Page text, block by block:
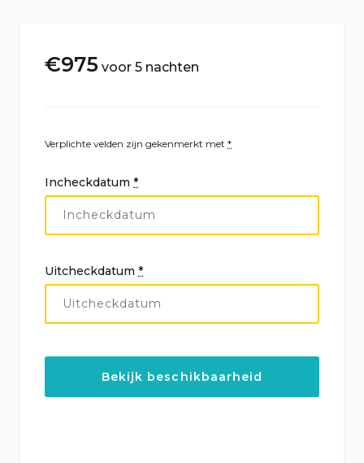
€975 voor 5 nachten
Verplichte velden zijn gekenmerkt met *
Incheckdatum *
Uitcheckdatum *